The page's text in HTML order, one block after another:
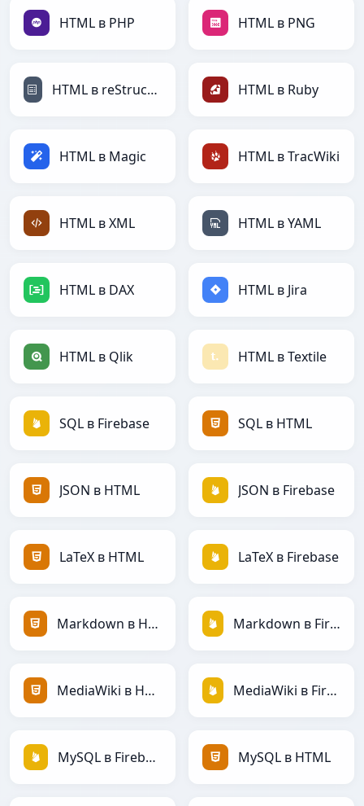
HTML в PHP HTML в PNG
HTML в reStructuredText HTML в Ruby
HTML в Magic HTML в TracWiki
HTML в XML HTML в YAML
HTML в DAX HTML в Jira
HTML в Qlik HTML в Textile
SQL в Firebase SQL в HTML
JSON в HTML JSON в Firebase
LaTeX в HTML LaTeX в Firebase
Markdown в HTML Markdown в Firebase
MediaWiki в HTML MediaWiki в Firebase
MySQL в Firebase MySQL в HTML